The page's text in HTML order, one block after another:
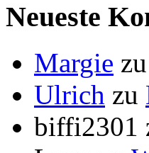
Neueste
Margie zu
Ulrich zu
biffi2301